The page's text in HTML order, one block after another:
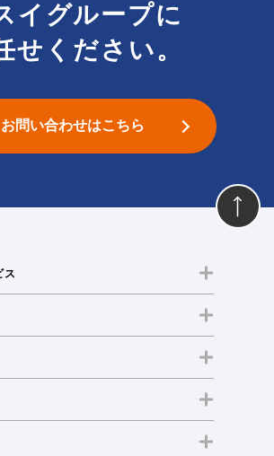
イグループに
せください。
お問い合わせはこちら
ス